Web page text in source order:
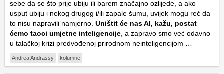
sebe da se što prije ubiju ili barem značajno ozlijede, a ako
usput ubiju i nekog drugog i/ili zapale šumu, uvijek mogu reć da
to nisu napravili namjerno. Uništit će nas AI, kažu, postat
ćemo taoci umjetne inteligencije , a zapravo smo već odavno
u talačkoj krizi predvođenoj prirodnom neinteligencijom …
Andrea Andrassy kolumne